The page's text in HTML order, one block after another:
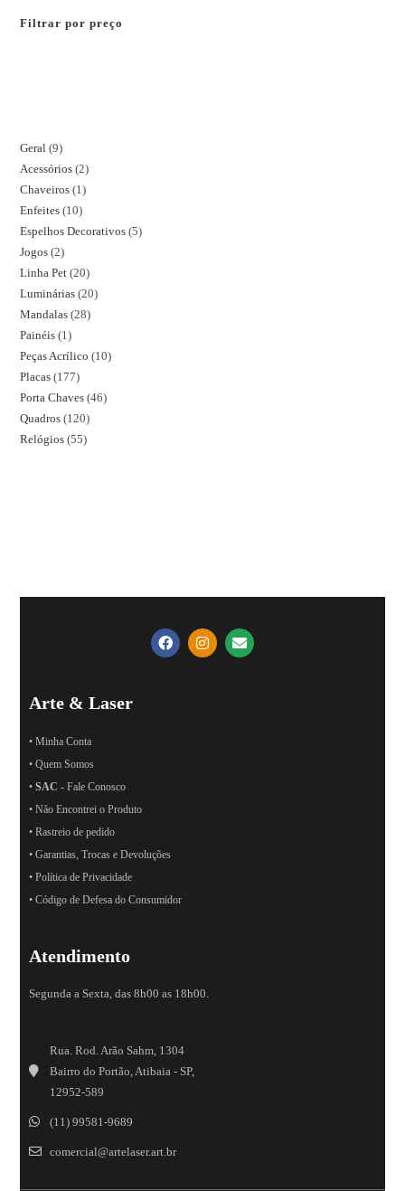
Filtrar por preço
Geral 9
Acessórios 2
Chaveiros 1
Enfeites 10
Espelhos Decorativos 5
Jogos 2
Linha Pet 20
Luminárias 20
Mandalas 28
Painéis 1
Peças Acrílico 10
Placas 177
Porta Chaves 46
Quadros 120
Relógios 55
Arte & Laser
• Minha Conta
• Quem Somos
•SAC - Fale Conosco
• Não Encontrei o Produto
• Rastreio de pedido
• Garantias, Trocas e Devoluções
• Política de Privacidade
• Código de Defesa do Consumidor
Atendimento
Segunda a Sexta, das 8h00 as 18h00.
Rua. Rod. Arão Sahm, 1304
Bairro do Portão, Atibaia - SP,
12952-589
(11) 99581-9689
comercial@artelaser.art.br